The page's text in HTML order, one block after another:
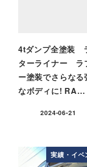
4tダンプ全塗装
ターライナー ラ
ー塗装でさらなる
なボディに! RA…
2024-06-21
実績・イベ